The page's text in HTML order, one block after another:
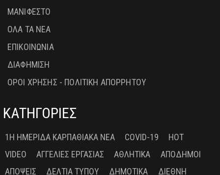
ΜΑΝΙΦΕΣΤΟ
ΟΛΑ ΤΑ ΝΕΑ
ΕΠΙΚΟΙΝΩΝΙΑ
ΔΙΑΦΗΜΙΣΗ
ΟΡΟΙ ΧΡΗΣΗΣ - ΠΟΛΙΤΙΚΗ ΑΠΟΡΡΗΤΟΥ
ΚΑΤΗΓΟΡΙΕΣ
1Η ΗΜΕΡΊΔΑ ΚΑΡΠΑΘΙΑΚΆ ΝΈΑ COVID-19
HOT
VIDEO
ΑΓΓΕΛΊΕΣ ΕΡΓΑΣΊΑΣ ΑΘΛΗΤΙΚΆ
ΑΠΌΔΗΜΟΙ
ΑΠΌΨΕΙΣ
ΔΕΛΤΊΑ ΤΎΠΟΥ ΔΗΜΟΤΙΚΆ ΔΙΕΘΝΉ